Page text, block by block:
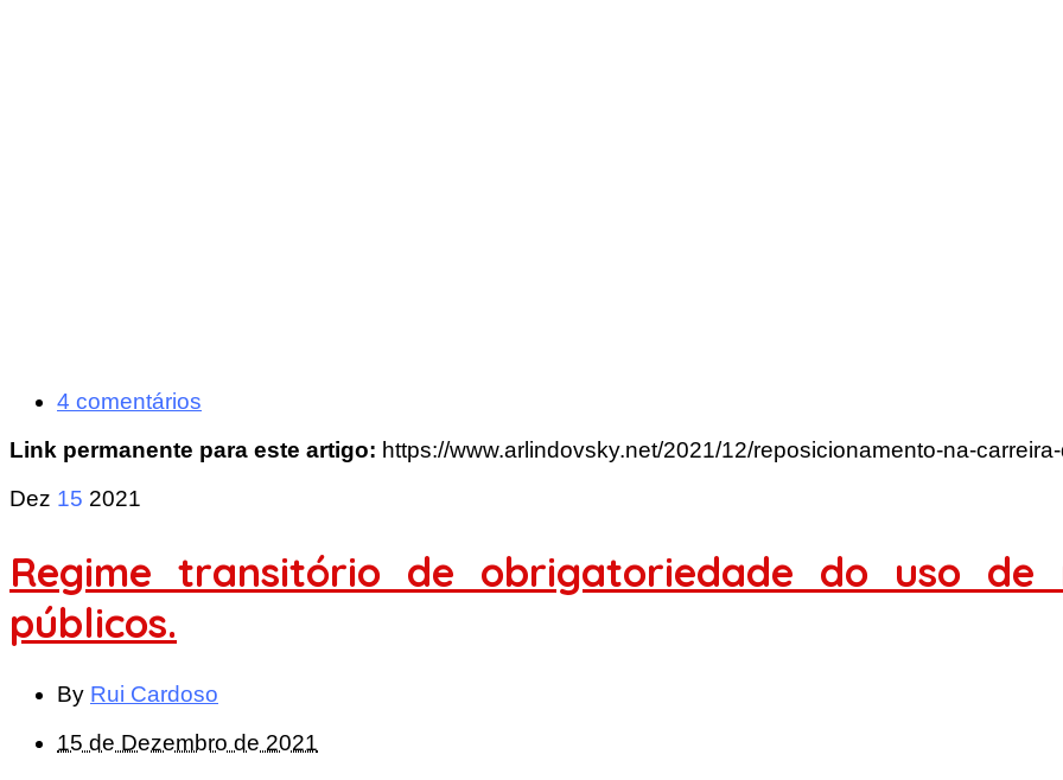
4 comentários
Link permanente para este artigo: https://www.arlindovsky.net/2021/12/reposicionamento-na-
Dez 15 2021
Regime transitório de obrigatoriedade do uso de
públicos.
By Rui Cardoso
15 de Dezembro de 2021